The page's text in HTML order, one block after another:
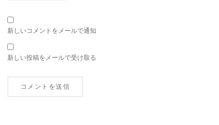
新しいコメントをメールで通知
新しい投稿をメールで受け取る